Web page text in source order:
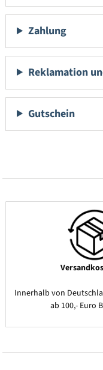
Zahlung
Reklamation
Gutschein
Innerhalb von
ab 100,- Euro